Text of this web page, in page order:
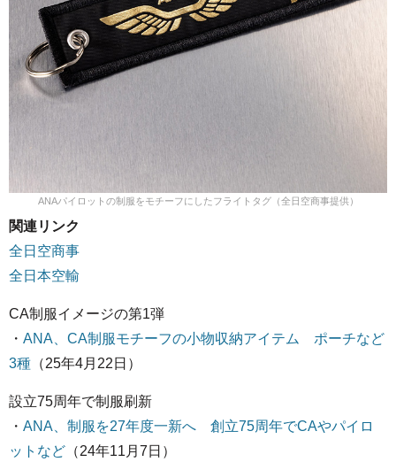
ANAパイロットの制服をモチーフにしたフライトタグ（全日空商事提供）
関連リンク
全日空商事
全日本空輸
CA制服イメージの第1弾
・ ANA、CA制服モチーフの小物収納アイテム ポーチなど
3種 （25年4月22日）
設立75周年で制服刷新
・ ANA、制服を27年度一新へ 創立75周年でCAやパイロ
ットなど （24年11月7日）